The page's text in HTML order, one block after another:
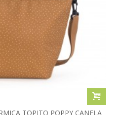
TOPITO POPPY CANELA